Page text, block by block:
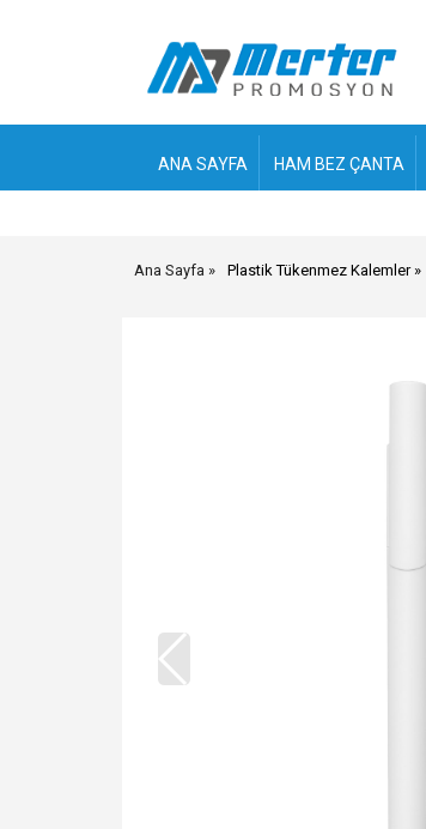
ANA SAYFA HAM BEZ ÇANTA
Ana Sayfa Plastik Tükenmez Kalemler